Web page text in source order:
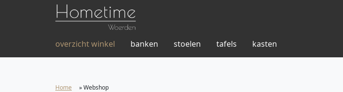
overzicht winkel banken stoelen tafels kasten
Home »Webshop